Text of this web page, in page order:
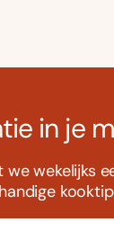
in je
we wekelijks